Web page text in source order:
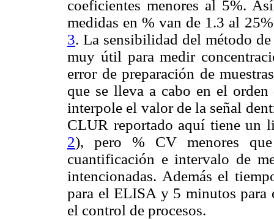
coeficientes menores al 5%.
medidas en % van de 1.3 al
3. La sensibilidad del método
muy útil para medir
error de preparación de
que se lleva a cabo en el
interpole el valor de la señal
CLUR reportado aquí tiene un
2), pero % CV menores
cuantificación e intervalo de
intencionadas. Además el
para el ELISA y 5 minutos para
el control de procesos.